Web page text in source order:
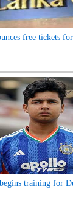
free tickets
training for